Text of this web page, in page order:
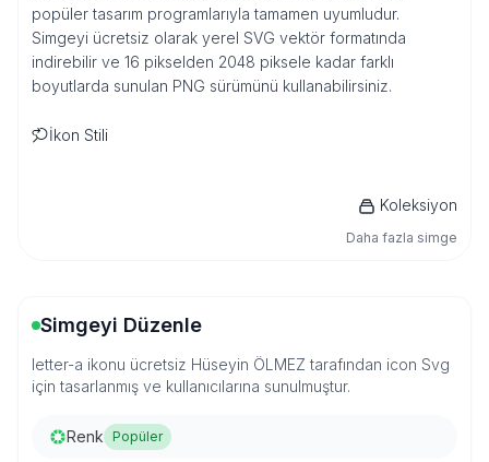
popüler tasarım programlarıyla tamamen uyumludur.
Simgeyi ücretsiz olarak yerel SVG vektör formatında
indirebilir ve 16 pikselden 2048 piksele kadar farklı
boyutlarda sunulan PNG sürümünü kullanabilirsiniz.
İkon Stili
Koleksiyon
Daha fazla simge
Simgeyi Düzenle
letter-a ikonu ücretsiz Hüseyin ÖLMEZ tarafından icon Svg
için tasarlanmış ve kullanıcılarına sunulmuştur.
Renk Popüler